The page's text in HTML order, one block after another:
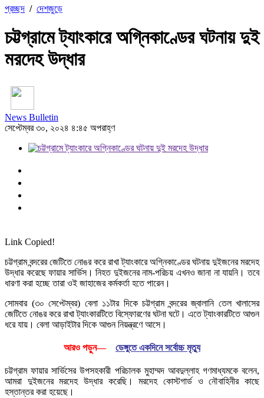
প্রচ্ছদ / দেশজুড়ে
চট্টগ্রামে ট্যাংকারে অগ্নিকাণ্ডের ঘটনায় দুই
মরদেহ উদ্ধার
News Bulletin
সেপ্টেম্বর ৩০, ২০২৪ ৪:৪৫ অপরাহ্ণ
Link Copied!
চট্টগ্রাম বন্দরের জেটিতে নোঙর করে রাখা ট্যাংকারে অগ্নিকাণ্ডের ঘটনায় দুইজনের মরদেহ
উদ্ধার করেছে ফায়ার সার্ভিস। নিহত দুইজনের নাম-পরিচয় এখনও জানা না যায়নি। তবে
ধারণা করা হচ্ছে তারা ওই জাহাজের কর্মকর্তা হতে পারেন।
সোমবার (৩০ সেপ্টেম্বর) বেলা ১১টার দিকে চট্টগ্রাম বন্দরের জ্বালানি তেল খালাসের
জেটিতে নোঙর করে রাখা ট্যাংকারটিতে বিস্ফোরণের ঘটনা ঘটে। এতে ট্যাংকারটিতে আগুন
ধরে যায়। বেলা আড়াইটার দিকে আগুন নিয়ন্ত্রণে আসে।
আরও পড়ুন— ডেঙ্গুতে একদিনে সর্বোচ্চ মৃত্যু
চট্টগ্রাম ফায়ার সার্ভিসের উপসহকারী পরিচালক মুহাম্মদ আবদুল্লাহ গণমাধ্যমকে বলেন,
আমরা দুইজনের মরদেহ উদ্ধার করেছি। মরদেহ কোস্টগার্ড ও নৌবাহিনীর কাছে
হস্তান্তর করা হয়েছে।